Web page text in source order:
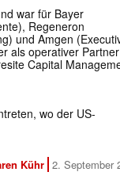
war für Bayer
Regeneron
und Amgen
als operativer Partner
Capital
wo der US-
Kühr 2. September